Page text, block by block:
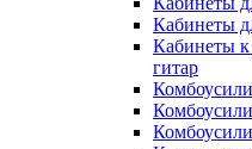
Кабинеты
Кабинеты к
гитар